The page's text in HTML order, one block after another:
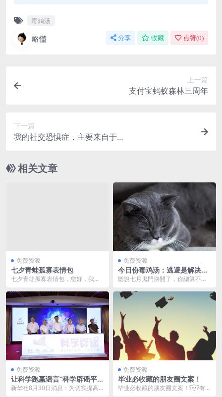
毒鸡汤
略懂 分享 收藏 点赞(0)
上一篇
支付宝蚂蚁森林三周年
下一篇
我的社交恐惧症，主要来自于…
相关文章
免费资源
七夕青蛙孤寡表情包
七夕青蛙孤寡表情包，您好，我是
免费资源
今日份毒鸡汤：逃避是解决不
了问题的，不逃你也解决不了
聽說七月鬼門快開了，你總算不是
了，反正还是会被打到...
免费资源
让科学跑赢谣言“科学辟谣平
台”正式启动：谣言止于智者
新华社8月30日消息：为切实提高
免费资源
毕业必收藏的朋友圈文案！
毕业必收藏的朋友圈文案！ʕ•̫͡•ʔ有朋